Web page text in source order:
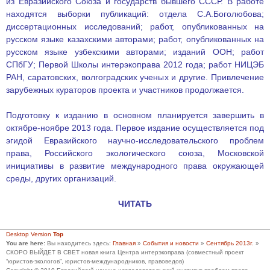
находятся выборки публикаций: отдела С.А.Боголюбова;
диссертационных исследований; работ, опубликованных на
русском языке казахскими авторами; работ, опубликованных на
русском языке узбекскими авторами; изданий ООН; работ
СПбГУ; Первой Школы интерэкоправа 2012 года; работ НИЦЭБ
РАН, саратовских, волгоградских ученых и другие. Привлечение
зарубежных кураторов проекта и участников продолжается.
Подготовку к изданию в основном планируется завершить в
октябре-ноябре 2013 года. Первое издание осуществляется под
эгидой Евразийского научно-исследовательского проблем
права, Российского экологического союза, Московской
инициативы в развитие международного права окружающей
среды, других организаций.
ЧИТАТЬ
Desktop Version Top
You are here: Вы находитесь здесь: Главная » События и новости » Сентябрь 2013г. »
СКОРО ВЫЙДЕТ В СВЕТ новая книга Центра интерэкоправа (совместный проект
“юристов-экологов”, юристов-международников, правоведов)